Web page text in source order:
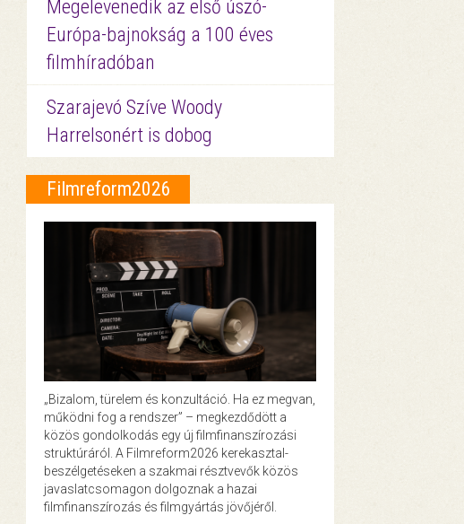
Megelevenedik az első úszó-
Európa-bajnokság a 100 éves
filmhíradóban
Szarajevó Szíve Woody
Harrelsonért is dobog
Filmreform2026
„Bizalom, türelem és konzultáció. Ha ez megvan,
működni fog a rendszer” – megkezdődött a
közös gondolkodás egy új filmfinanszírozási
struktúráról. A Filmreform2026 kerekasztal-
beszélgetéseken a szakmai résztvevők közös
javaslatcsomagon dolgoznak a hazai
filmfinanszírozás és filmgyártás jövőjéről.